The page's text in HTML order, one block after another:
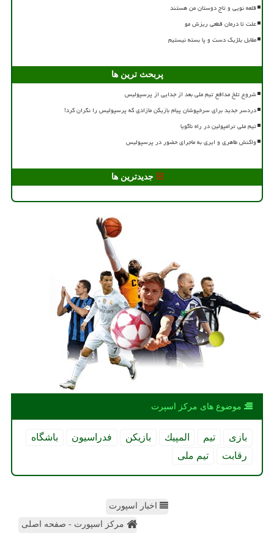
قلعه نویی و تاج دوستان من هستند
علت تا درمان قطعی ریزش مو
مقابل بلژیک دست و پا بسته نیستیم
پربحث ترین ها
شروع تلخ مدافع تیم ملی بعد از جدایی از پرسپولیس
دردسر جدید برای سرخپوشان پیام بازیکن مازادی که پرسپولیس را نگران کرد!
تیم ملی ترامپولین در راه ناگویا
واکنش طاهری و ایری به ماجرای حضور در پرسپولیس
جدیدترین ها
موضوع های مركز اسپرت
بازی تیم المپیك بازیكن فدراسیون
باشگاه
رقابت
تیم ملی
اخبار اسپورت
مرکز اسپورت - صفحه اصلی